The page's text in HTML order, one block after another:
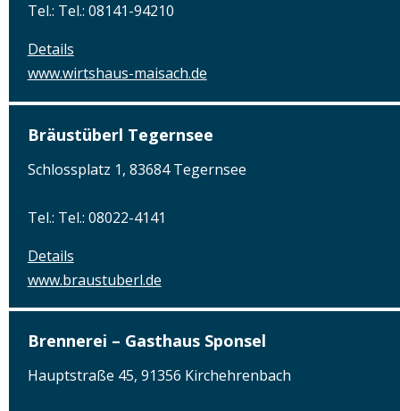
Tel.: Tel.: 08141-94210
Details
www.wirtshaus-maisach.de
Bräustüberl Tegernsee
Schlossplatz 1, 83684 Tegernsee
Tel.: Tel.: 08022-4141
Details
www.braustuberl.de
Brennerei – Gasthaus Sponsel
Hauptstraße 45, 91356 Kirchehrenbach